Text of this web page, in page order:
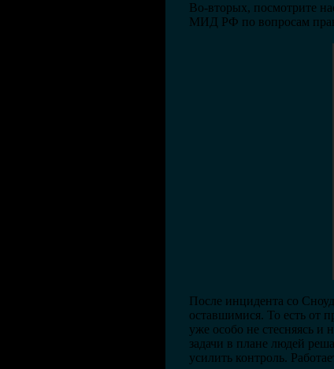
Во-вторых, посмотрите
МИД РФ по вопросам прав
После инцидента со
оставшимися. То есть от
уже особо не стесняясь
задачи в плане людей
усилить контроль.